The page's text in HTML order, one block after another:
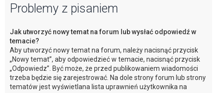
Problemy z pisaniem
Jak utworzyć nowy temat na forum lub wysłać odpowiedź w
temacie?
Aby utworzyć nowy temat na forum, należy nacisnąć przycisk
„Nowy temat”, aby odpowiedzieć w temacie, nacisnąć przycisk
„Odpowiedz”. Być może, że przed publikowaniem wiadomości
trzeba będzie się zarejestrować. Na dole strony forum lub strony
tematów jest wyświetlana lista uprawnień użytkownika na